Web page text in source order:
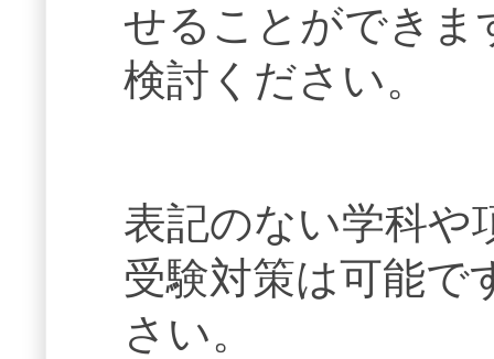
せることができま
検討ください。
表記のない学科や
受験対策は可能で
さい。